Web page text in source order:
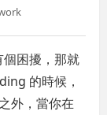
個困擾，那就
的時候，
外，當你在